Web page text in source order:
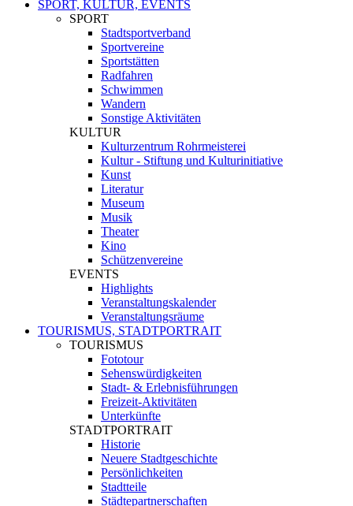
SPORT, KULTUR, EVENTS
SPORT
Stadtsportverband
Sportvereine
Sportstätten
Radfahren
Schwimmen
Wandern
Sonstige Aktivitäten
KULTUR
Kulturzentrum Rohrmeisterei
Kultur - Stiftung und Kulturinitiative
Kunst
Literatur
Museum
Musik
Theater
Kino
Schützenvereine
EVENTS
Highlights
Veranstaltungskalender
Veranstaltungsräume
TOURISMUS, STADTPORTRAIT
TOURISMUS
Fototour
Sehenswürdigkeiten
Stadt- & Erlebnisführungen
Freizeit-Aktivitäten
Unterkünfte
STADTPORTRAIT
Historie
Neuere Stadtgeschichte
Persönlichkeiten
Stadtteile
Städtepartnerschaften